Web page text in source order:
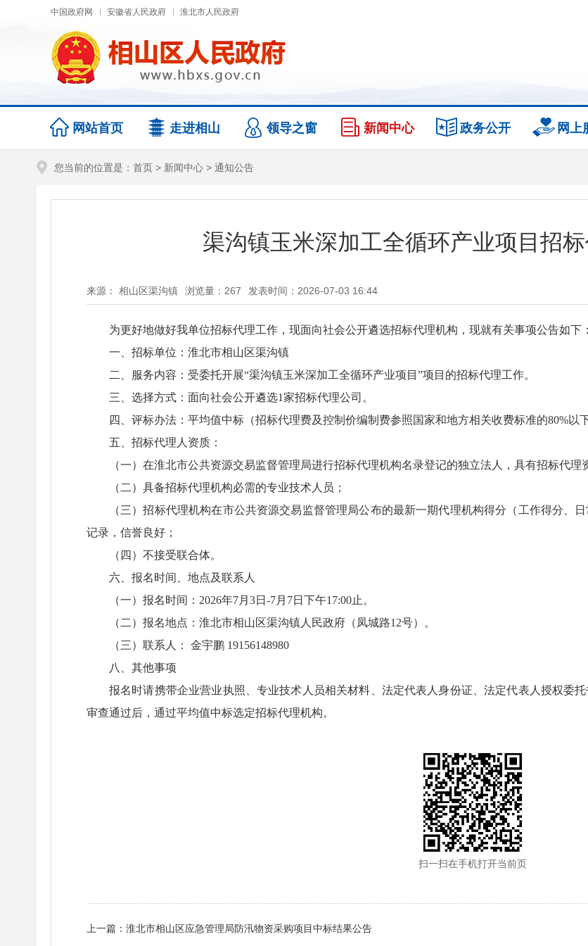
中国政府网 安徽省人民政府 淮北市人民政府
网站首页 走进相山 领导之窗 新闻中心 政务公开 网上
您当前的位置是： 首页 > 新闻中心 > 通知公告
渠沟镇玉米深加工全循环产业项目招
来源： 相山区渠沟镇 浏览量： 267 发表时间：2026-07-03 16:44
为更好地做好我单位招标代理工作，现面向社会公开遴选招标代理机构，现就有关事项公告如下：
一、招标单位：淮北市相山区渠沟镇
二、服务内容：受委托开展“渠沟镇玉米深加工全循环产业项目”项目的招标代理工作。
三、选择方式：面向社会公开遴选1家招标代理公司。
四、评标办法：平均值中标（招标代理费及控制价编制费参照国家和地方相关收费标准的80%以下
五、招标代理人资质：
（一）在淮北市公共资源交易监督管理局进行招标代理机构名录登记的独立法人，具有招标代理
（二）具备招标代理机构必需的专业技术人员；
（三）招标代理机构在市公共资源交易监督管理局公布的最新一期代理机构得分（工作得分、
记录，信誉良好；
（四）不接受联合体。
六、报名时间、地点及联系人
（一）报名时间：2026年7月3日-7月7日下午17:00止。
（二）报名地点：淮北市相山区渠沟镇人民政府（凤城路12号）。
（三）联系人： 金宇鹏 19156148980
八、其他事项
报名时请携带企业营业执照、专业技术人员相关材料、法定代表人身份证、法定代表人授权委
审查通过后，通过平均值中标选定招标代理机构。
扫一扫在手机打开当前页
上一篇： 淮北市相山区应急管理局防汛物资采购项目中标结果公告